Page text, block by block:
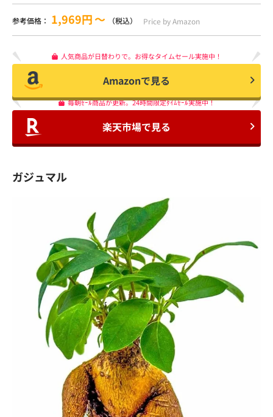
参考価格： 1,969円〜 （税込） Price by Amazon
人気商品が日替わりで。お得なタイムセール実施中！
Amazonで見る
毎朝ｾｰﾙ商品が更新。24時間限定ﾀｲﾑｾｰﾙ実施中！
楽天市場で見る
ガジュマル